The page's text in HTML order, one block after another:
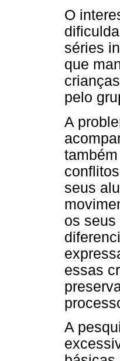
O
séries
que
pelo
A
seus
os seus
essas
A